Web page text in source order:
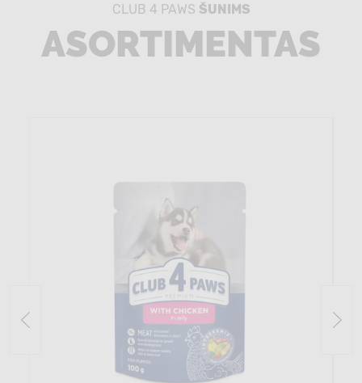
CLUB 4 PAWS ŠUNIMS
ASORTIMENTAS